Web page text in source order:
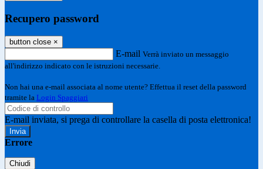
Recupero password
button close ×
E-mail Verrà inviato un messaggio
all'indirizzo indicato con le istruzioni necessarie.
Non hai una e-mail associata al nome utente? Effettua il reset della password
tramite la Login Spaggiari
E-mail inviata, si prega di controllare la casella di posta elettronica!
Errore
Chiudi